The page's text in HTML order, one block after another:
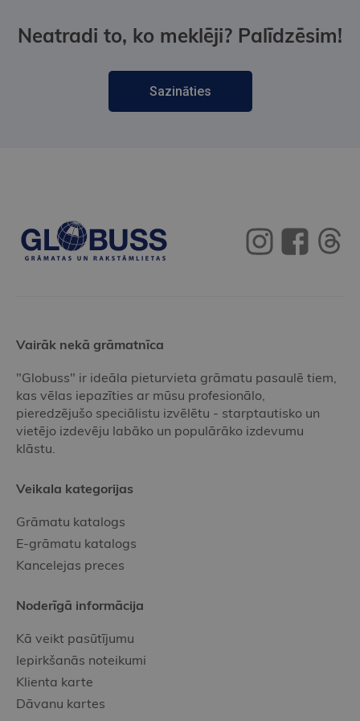
Neatradi to, ko meklēji? Palīdzēsim!
Sazināties
Vairāk nekā grāmatnīca
"Globuss" ir ideāla pieturvieta grāmatu pasaulē tiem,
kas vēlas iepazīties ar mūsu profesionālo,
pieredzējušo speciālistu izvēlētu - starptautisko un
vietējo izdevēju labāko un populārāko izdevumu
klāstu.
Veikala kategorijas
Grāmatu katalogs
E-grāmatu katalogs
Kancelejas preces
Noderīgā informācija
Kā veikt pasūtījumu
Iepirkšanās noteikumi
Klienta karte
Dāvanu kartes